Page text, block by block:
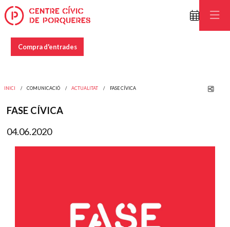
Compra d'entrades
INICI COMUNICACIÓ ACTUALITAT FASE CÍVICA
FASE CÍVICA
04.06.2020